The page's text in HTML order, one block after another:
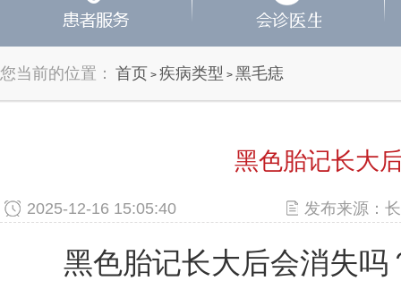
您当前的位置： 首页 > 疾病类型 > 黑毛痣
黑色胎记长大
2025-12-16 15:05:40 发布来源：
黑色胎记长大后会消失吗